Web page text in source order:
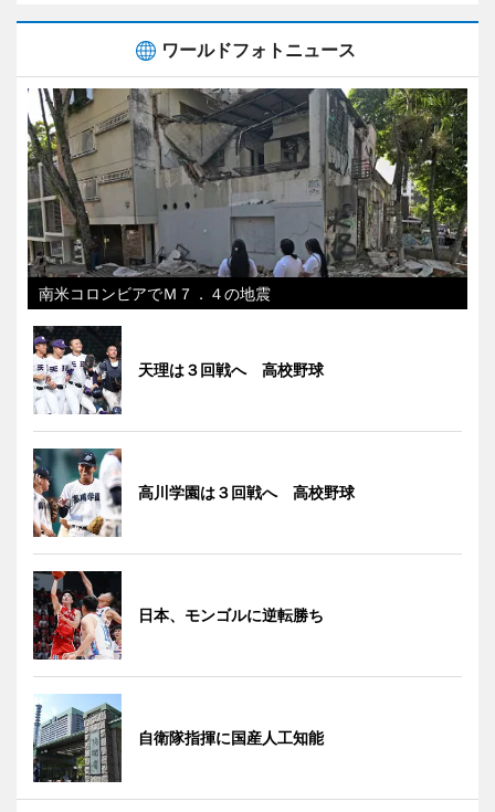
ワールドフォトニュース
南米コロンビアでＭ７．４の地震
天理は３回戦へ 高校野球
高川学園は３回戦へ 高校野球
日本、モンゴルに逆転勝ち
自衛隊指揮に国産人工知能